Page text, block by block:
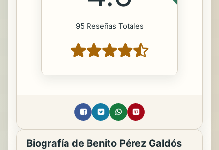
95 Reseñas Totales
Biografía de Benito Pérez Galdós